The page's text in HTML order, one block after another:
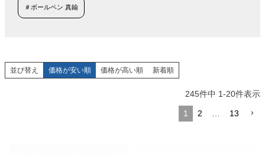
＃ボールペン 真鍮
並び替え 価格が安い順 価格が高い順 新着順
245件中 1-20件表示
1 2 13